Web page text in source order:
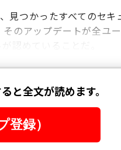
見つかったすべてのセキ
のアップデートが全ユ